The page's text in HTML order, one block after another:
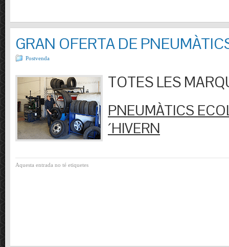
GRAN OFERTA DE
Postvenda
TOTES LES
PNEUMÀTICS
´HIVERN
Aquesta entrada no té etiquetes